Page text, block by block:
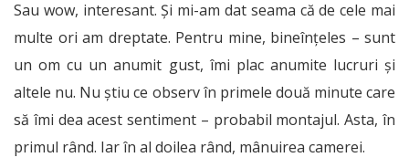
Sau wow, interesant. Și mi-am dat seama că de cele mai
multe ori am dreptate. Pentru mine, bineînțeles – sunt
un om cu un anumit gust, îmi plac anumite lucruri și
altele nu. Nu știu ce observ în primele două minute care
să îmi dea acest sentiment – probabil montajul. Asta, în
primul rând. Iar în al doilea rând, mânuirea camerei.